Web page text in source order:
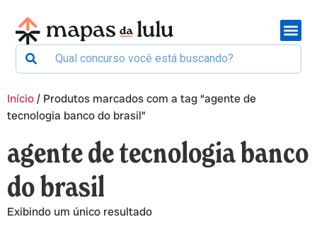
Início/ Produtos marcados com a tag “agente de
tecnologia banco do brasil”
agente de tecnologia banco
do brasil
Exibindo um único resultado